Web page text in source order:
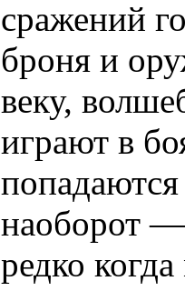
сражений
броня и
веку,
играют в
наоборот
редко